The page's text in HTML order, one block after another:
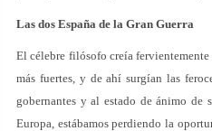
Las dos España de la Gran Guerra
El célebre filósofo creía
más fuertes, y de ahí surgían las
gobernantes y al estado de ánimo de
Europa, estábamos perdiendo la